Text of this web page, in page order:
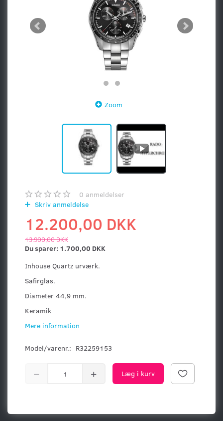
Zoom
0 anmeldelser
Skriv anmeldelse
12.200,00 DKK
13.900,00 DKK
Du sparer: 1.700,00 DKK
Inhouse Quartz urværk.
Safirglas.
Diameter 44,9 mm.
Keramik
Mere information
Model/varenr.: R32259153
Læg i kurv